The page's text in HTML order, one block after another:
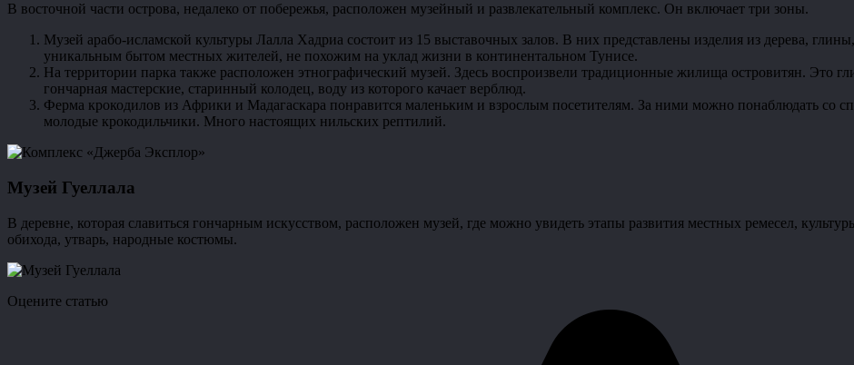
В восточной части острова, недалеко от побережья, расположен музейный и развлекательный комплекс. Он включает три зоны.
Музей арабо-исламской культуры Лалла Хадриа состоит из 15 выставочных залов. В них представлены изделия из дерева,
уникальным бытом местных жителей, не похожим на уклад жизни в континентальном Тунисе.
На территории парка также расположен этнографический музей. Здесь воспроизвели традиционные жилища островитян. Это
гончарная мастерские, старинный колодец, воду из которого качает верблюд.
Ферма крокодилов из Африки и Мадагаскара понравится маленьким и взрослым посетителям. За ними можно понаблюдать со
молодые крокодильчики. Много настоящих нильских рептилий.
Музей Гуеллала
В деревне, которая славиться гончарным искусством, расположен музей, где можно увидеть этапы развития местных ремесел,
обихода, утварь, народные костюмы.
Оцените статью